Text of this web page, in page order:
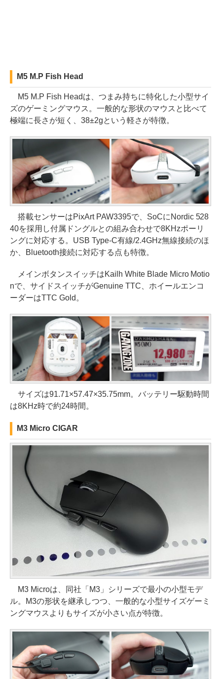
M5 M.P Fish Head
M5 M.P Fish Headは、つまみ持ちに特化した小型サイ
ズのゲーミングマウス。一般的な形状のマウスと比べて
極端に長さが短く、38±2gという軽さが特徴。
搭載センサーはPixArt PAW3395で、SoCにNordic 528
40を採用し付属ドングルとの組み合わせで8KHzポーリ
ングに対応する。USB Type-C有線/2.4GHz無線接続のほ
か、Bluetooth接続に対応する点も特徴。
メインボタンスイッチはKailh White Blade Micro Motio
nで、サイドスイッチがGenuine TTC、ホイールエンコ
ーダーはTTC Gold。
サイズは91.71×57.47×35.75mm。バッテリー駆動時間
は8KHz時で約24時間。
M3 Micro CIGAR
M3 Microは、同社「M3」シリーズで最小の小型モデ
ル。M3の形状を継承しつつ、一般的な小型サイズゲーミ
ングマウスよりもサイズが小さい点が特徴。